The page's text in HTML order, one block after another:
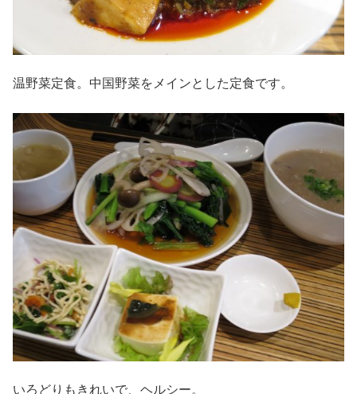
温野菜定食。中国野菜をメインとした定食です。
いろどりもきれいで、ヘルシー。